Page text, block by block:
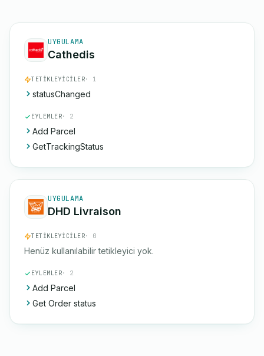
UYGULAMA
Cathedis
TETIKLEYICILER· 1
statusChanged
EYLEMLER· 2
Add Parcel
GetTrackingStatus
UYGULAMA
DHD Livraison
TETIKLEYICILER· 0
Henüz kullanılabilir tetikleyici yok.
EYLEMLER· 2
Add Parcel
Get Order status